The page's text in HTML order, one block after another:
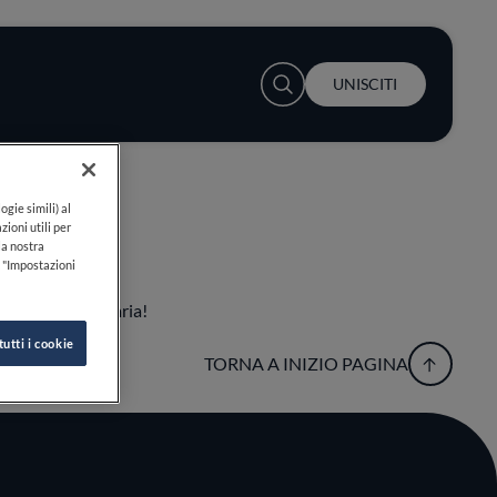
User account menu
UNISCITI
culinaria!
TORNA A INIZIO PAGINA
simili) al
utili per
nostra
i cookie